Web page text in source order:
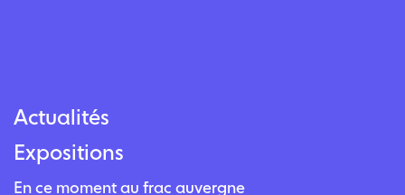
Actualités
Expositions
En ce moment au frac auvergne